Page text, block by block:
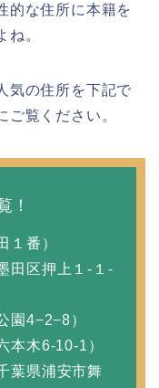
的な住所に本籍を
ね。
気の住所を下記で
ご覧ください。
！
１番）
田区押上１‐１‐
園4−2−8）
本木6-10-1）
葉県浦安市舞